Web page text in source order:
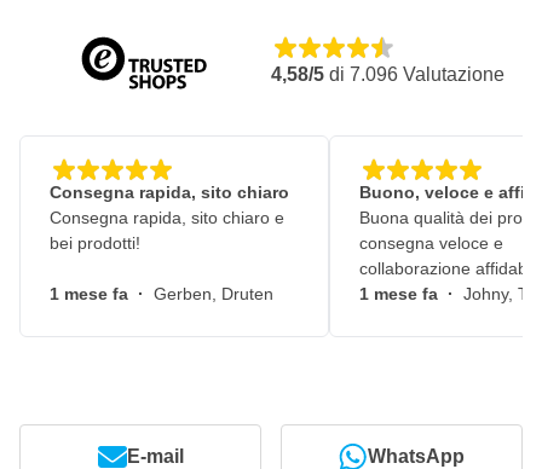
4,58/5 di 7.096 Valutazione
Consegna rapida, sito chiaro
Consegna rapida, sito chiaro e
bei prodotti!
1 mese fa · Gerben, Druten
Buono, veloce e
Buona qualità dei
consegna veloce e
collaborazione
1 mese fa · Johny,
E-mail WhatsApp